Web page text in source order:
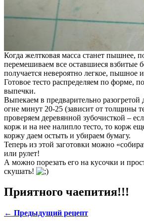
Когда желтковая масса станет пышнее,
перемешиваем все оставшиеся взбитые
получается невероятно легкое, пышное
Готовое тесто распределяем по форме,
выпечки.
Выпекаем в предварительно разогретой
огне минут 20-25 (зависит от толщины
проверяем деревянной зубочисткой –
корж и на нее налипло тесто, то корж
коржу даем остыть и убираем бумагу.
Теперь из этой заготовки можно
или рулет!
А можно порезать его на кусочки и
скушать!
Приятного чаепития!!!
← Предыдущий рецепт